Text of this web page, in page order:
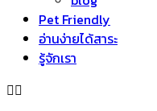
Pet Friendly
อ่านง่ายได้สาระ
รู้จักเรา